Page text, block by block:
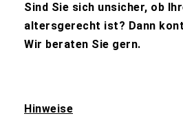
Sind Sie sich unsicher, ob
altersgerecht ist? Dann
Wir beraten Sie gern.
Hinweise